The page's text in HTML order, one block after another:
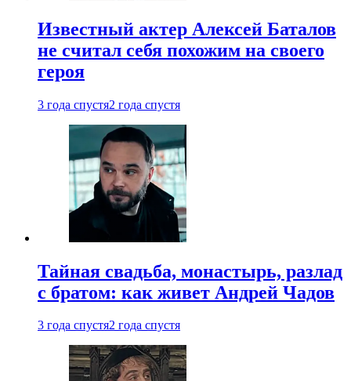
Известный актер Алексей Баталов
не считал себя похожим на своего
героя
3 года спустя2 года спустя
Тайная свадьба, монастырь, разлад
с братом: как живет Андрей Чадов
3 года спустя2 года спустя